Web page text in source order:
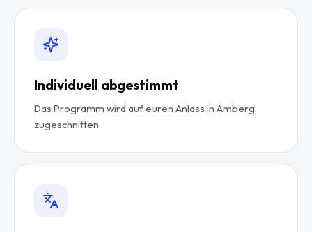
Individuell abgestimmt
Das Programm wird auf euren Anlass in Amberg
zugeschnitten.